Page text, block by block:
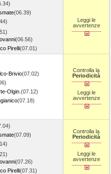
(06.39)
(06.56)
Pirelli(07.01)
Leggi le
avvertenze
Brivio(07.02)
Olgin. (07.12)
(07.18)
Controlla la
Periodicità
Leggi le
avvertenze
(07.09)
(07.26)
Pirelli(07.31)
Controlla la
Periodicità
Leggi le
avvertenze